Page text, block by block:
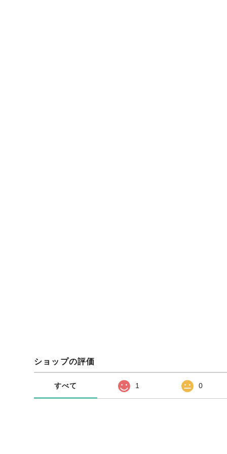
ショップの評価
すべて 1 0